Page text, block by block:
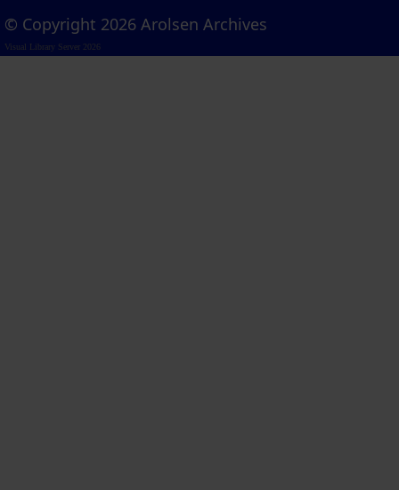
© Copyright 2026 Arolsen Archives
Visual Library Server 2026